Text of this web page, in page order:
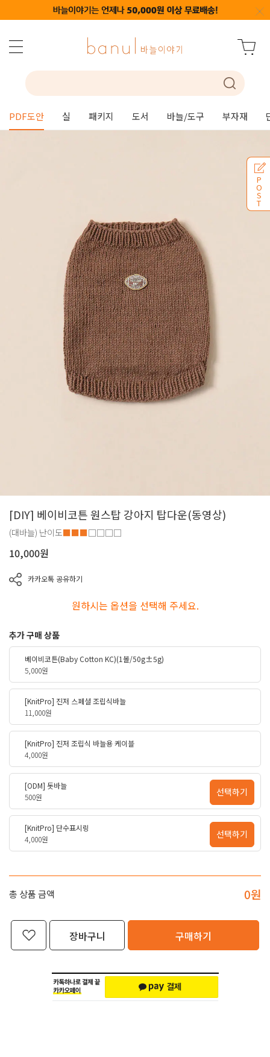
PDF도안 실 패키지 도서 바늘/도구 부자재
P
O
S
T
[DIY] 베이비코튼 원스탑 강아지 탑다운(동영상)
(대바늘) 난이도■■■□□□□
10,000원
카카오톡 공유하기
원하시는 옵션을 선택해 주세요.
추가 구매 상품
베이비코튼(Baby Cotton KC)(1볼/50g±5g)
5,000원
[KnitPro] 진저 스페셜 조립식바늘
11,000원
[KnitPro] 진저 조립식 바늘용 케이블
4,000원
[ODM] 돗바늘
500원
선택하기
[KnitPro] 단수표시링
4,000원
선택하기
총 상품 금액 0원
장바구니 구매하기